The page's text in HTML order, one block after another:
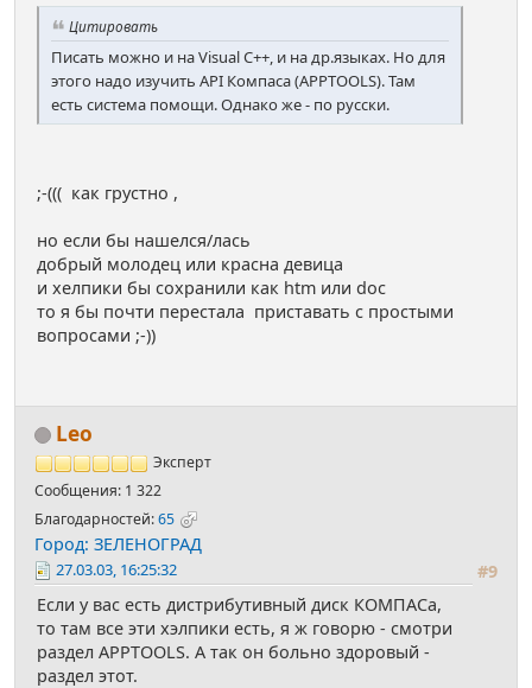
Цитировать
Писать можно и на Visual C++, и на др.языках. Но для
этого надо изучить API Компаса (APPTOOLS). Там
есть система помощи. Однако же - по русски.
;-((( как грустно ,
но если бы нашелся/лась
добрый молодец или красна девица
и хелпики бы сохранили как htm или doc
то я бы почти перестала приставать с простыми
вопросами ;-))
Leo
Эксперт
Сообщения: 1 322
Благодарностей:65
Город: ЗЕЛЕНОГРАД
#9
27.03.03, 16:25:32
Если у вас есть дистрибутивный диск КОМПАСа,
то там все эти хэлпики есть, я ж говорю - смотри
раздел APPTOOLS. А так он больно здоровый -
раздел этот.